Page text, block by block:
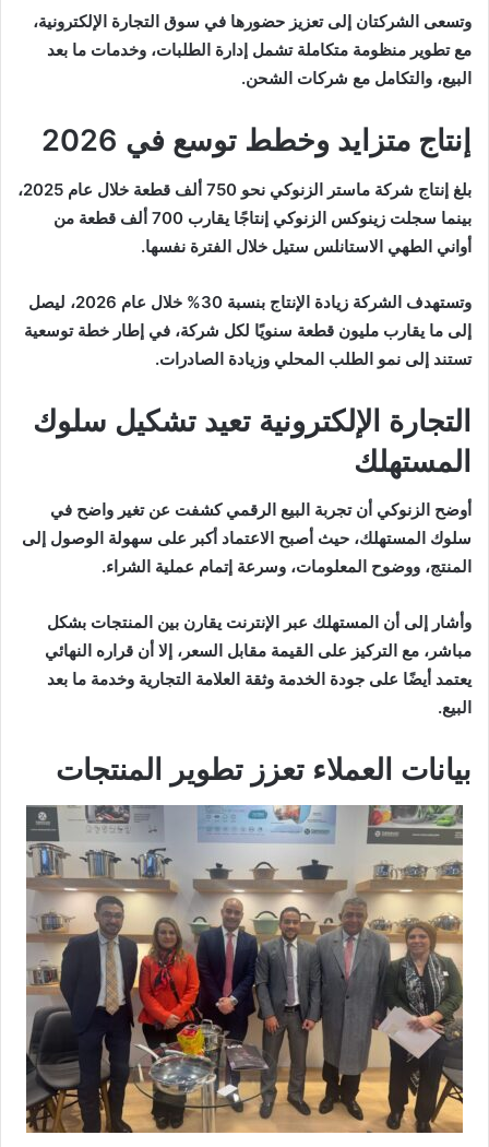
وتسعى الشركتان إلى تعزيز حضورها في سوق التجارة الإلكترونية،
مع تطوير منظومة متكاملة تشمل إدارة الطلبات، وخدمات ما بعد
البيع، والتكامل مع شركات الشحن.
إنتاج متزايد وخطط توسع في 2026
بلغ إنتاج شركة ماستر الزنوكي نحو 750 ألف قطعة خلال عام 2025،
بينما سجلت زينوكس الزنوكي إنتاجًا يقارب 700 ألف قطعة من
أواني الطهي الاستانلس ستيل خلال الفترة نفسها.
وتستهدف الشركة زيادة الإنتاج بنسبة 30% خلال عام 2026، ليصل
إلى ما يقارب مليون قطعة سنويًا لكل شركة، في إطار خطة توسعية
تستند إلى نمو الطلب المحلي وزيادة الصادرات.
التجارة الإلكترونية تعيد تشكيل سلوك
المستهلك
أوضح الزنوكي أن تجربة البيع الرقمي كشفت عن تغير واضح في
سلوك المستهلك، حيث أصبح الاعتماد أكبر على سهولة الوصول إلى
المنتج، ووضوح المعلومات، وسرعة إتمام عملية الشراء.
وأشار إلى أن المستهلك عبر الإنترنت يقارن بين المنتجات بشكل
مباشر، مع التركيز على القيمة مقابل السعر، إلا أن قراره النهائي
يعتمد أيضًا على جودة الخدمة وثقة العلامة التجارية وخدمة ما بعد
البيع.
بيانات العملاء تعزز تطوير المنتجات